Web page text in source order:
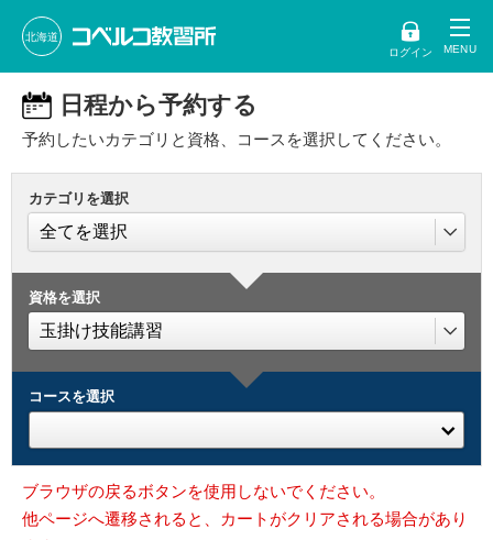
北海道
ログイン
日程から予約する
予約したいカテゴリと資格、コースを選択してください。
カテゴリを選択
資格を選択
コースを選択
ブラウザの戻るボタンを使用しないでください。
他ページへ遷移されると、カートがクリアされる場合があり